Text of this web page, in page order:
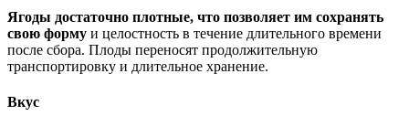
Ягоды достаточно плотные, что позволяет им сохранять
свою форму и целостность в течение длительного времени
после сбора. Плоды переносят продолжительную
транспортировку и длительное хранение.
Вкус